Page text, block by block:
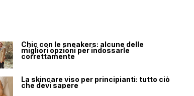
Chic con le sneakers: alcune delle
migliori opzioni per indossarle
correttamente
La skincare viso per principianti: tutto ciò
che devi sapere